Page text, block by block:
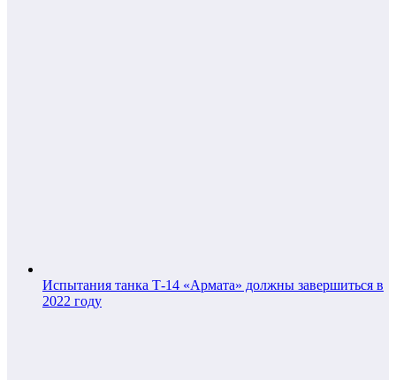
Испытания танка Т-14 «Армата» должны завершиться в
2022 году